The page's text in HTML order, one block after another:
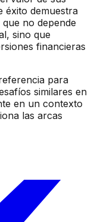
éxito demuestra
que no depende
sino que
financieras
para
similares en
en un contexto
las arcas